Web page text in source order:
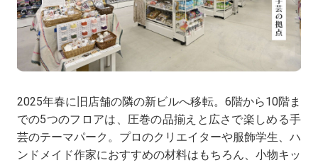
2025年春に旧店舗の隣の新ビルへ移転。6階から10階ま
での5つのフロアは、圧巻の品揃えと広さで楽しめる手
芸のテーマパーク。プロのクリエイターや服飾学生、ハ
ンドメイド作家におすすめの材料はもちろん、小物キッ